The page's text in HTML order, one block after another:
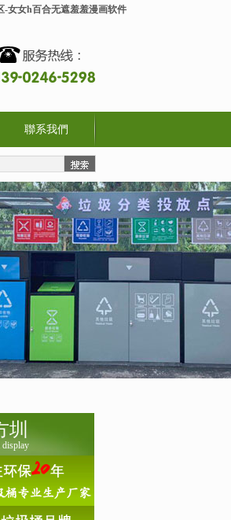
-女女h百合无遮羞羞漫画软件
聯系我們
圳
display